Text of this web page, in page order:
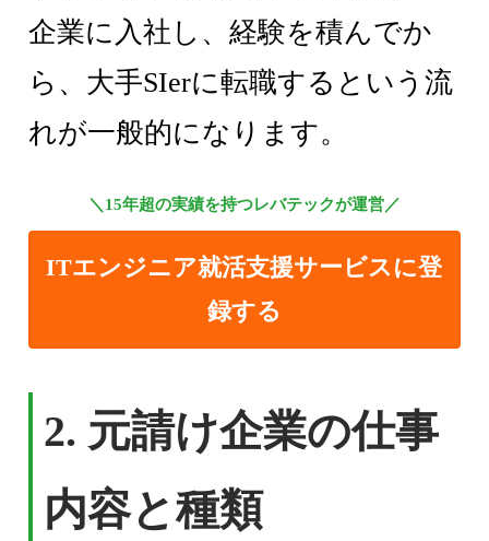
企業に入社し、経験を積んでか
ら、大手SIerに転職するという流
れが一般的になります。
＼15年超の実績を持つレバテックが運営／
ITエンジニア就活支援サービスに登
録する
2. 元請け企業の仕事
内容と種類